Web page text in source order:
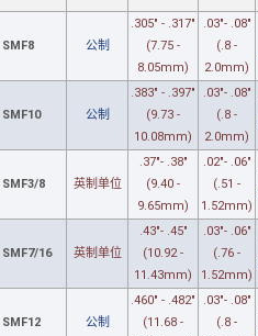
SMF8 公制
.305" - .317"
(7.75 -
8.05mm)
.03"- .08"
(.8 -
2.0mm)
SMF10 公制
.383" - .397"
(9.73 -
10.08mm)
.03"- .08"
(.8 -
2.0mm)
SMF3/8 英制单位
.37"- .38"
(9.40 -
9.65mm)
.02"- .06"
(.51 -
1.52mm)
SMF7/16 英制单位
.43"- .45"
(10.92 -
11.43mm)
.03"- .06"
(.76 -
1.52mm)
SMF12 公制
.460" - .482"
(11.68 -
.03"- .08"
(.8 -